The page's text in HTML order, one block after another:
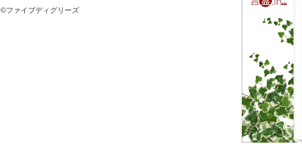
©ファイブディグリーズ